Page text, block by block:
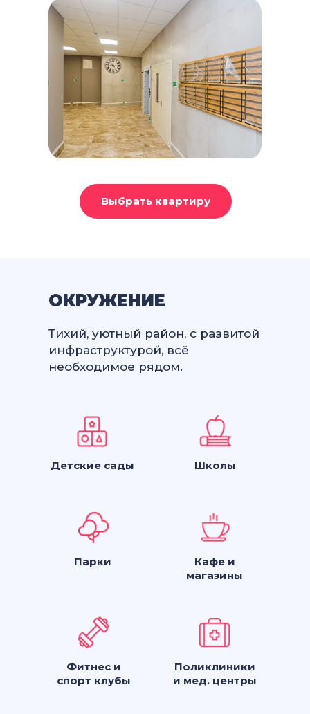
Выбрать квартиру
ОКРУЖЕНИЕ
Тихий, уютный район, с развитой
инфраструктурой, всё
необходимое рядом.
Детские сады Школы
Фитнес и
спорт клубы
Парки
Кафе и
магазины
Поликлиники
и мед. центры